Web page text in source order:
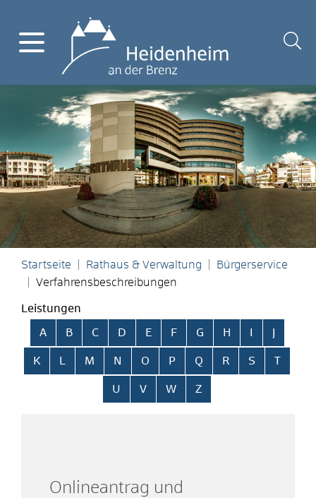
Startseite Rathaus & Verwaltung
Bürgerservice
Verfahrensbeschreibungen
Leistungen
Alphabetisches Register überspringen
A B C D E F G H
K L M N O P Q R S T
U V W Z
Onlineantrag und